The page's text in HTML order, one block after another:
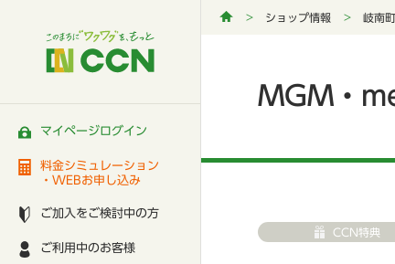
マイページログイン
料金シミュレーション
・WEBお申し込み
ご加入をご検討中の方
ご利用中のお客様
ショップ情報 岐南町
MGM・
CCN特典